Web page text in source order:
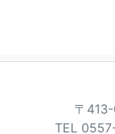
〒413-
TEL